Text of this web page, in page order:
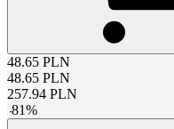
48.65 PLN
48.65 PLN
257.94 PLN
-81%